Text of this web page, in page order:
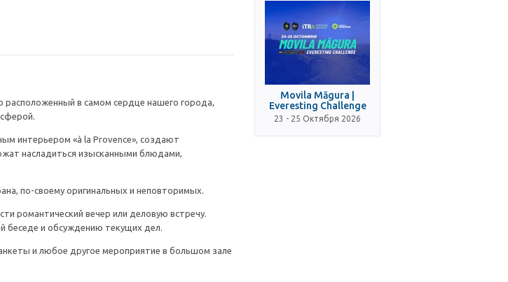
расположенный в самом сердце нашего города,
интерьером «à la Provence», создают
насладиться изысканными блюдами,
по-своему оригинальных и неповторимых.
романтический вечер или деловую встречу.
беседе и обсуждению текущих дел.
и любое другое мероприятие в большом зале
Movila Măgura |
Everesting Challenge
23 - 25 Октября 2026